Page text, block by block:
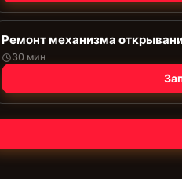
Ремонт механизма
30 мин